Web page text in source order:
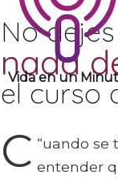
Vida en un
No
nada
el curso
“
C uando se
entender